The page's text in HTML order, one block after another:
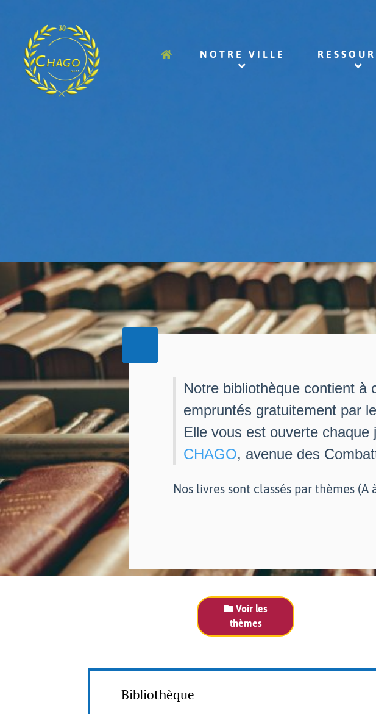
NOTRE VILLE
Notre bibliothèque contient à
empruntés gratuitement par
Elle vous est ouverte
CHAGO, avenue des
Nos livres sont classés par thèmes (A
Voir les
thèmes
Bibliothèque